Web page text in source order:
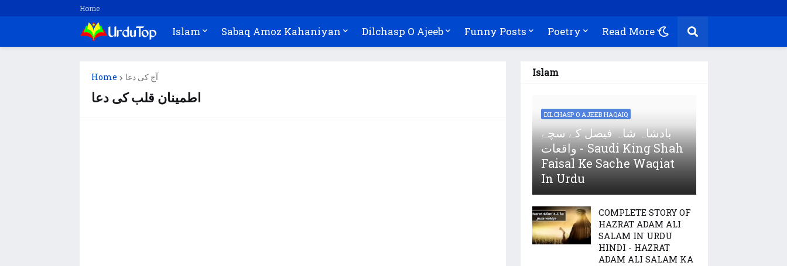
Home
Islam Sabaq Amoz Kahaniyan Dilchasp O Ajeeb Funny Posts Poetry Read More
Home آج کی دعا
اطمینان قلب کی دعا
Islam
DILCHASP O AJEEB HAQAIQ
بادشاہ شاہ فیصل کے سچے
واقعات - Saudi King Shah
Faisal Ke Sache Waqiat
In Urdu
COMPLETE STORY OF
HAZRAT ADAM ALI
SALAM IN URDU
HINDI - HAZRAT
ADAM ALI SALAM KA